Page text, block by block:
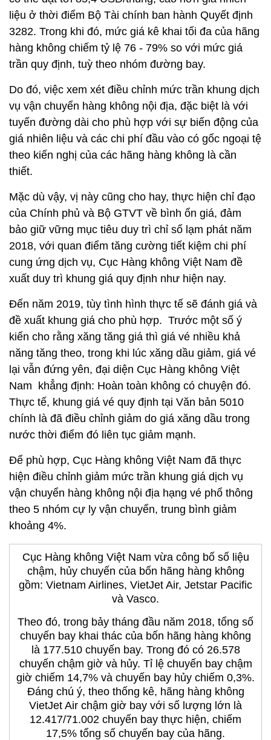
liệu ở thời điểm Bộ Tài chính ban hành Quyết định
3282. Trong khi đó, mức giá kê khai tối đa của hãng
hàng không chiếm tỷ lệ 76 - 79% so với mức giá
trần quy định, tuỳ theo nhóm đường bay.
Do đó, việc xem xét điều chỉnh mức trần khung dịch
vụ vận chuyển hàng không nội địa, đặc biệt là với
tuyến đường dài cho phù hợp với sự biến động của
giá nhiên liệu và các chi phí đầu vào có gốc ngoại tệ
theo kiến nghị của các hãng hàng không là cần
thiết.
Mặc dù vậy, vị này cũng cho hay, thực hiện chỉ đạo
của Chính phủ và Bộ GTVT về bình ổn giá, đảm
bảo giữ vững mục tiêu duy trì chỉ số lạm phát năm
2018, với quan điểm tăng cường tiết kiệm chi phí
cung ứng dịch vụ, Cục Hàng không Việt Nam đề
xuất duy trì khung giá quy định như hiện nay.
Đến năm 2019, tùy tình hình thực tế sẽ đánh giá và
đề xuất khung giá cho phù hợp. Trước một số ý
kiến cho rằng xăng tăng giá thì giá vé nhiều khả
năng tăng theo, trong khi lúc xăng dầu giảm, giá vé
lại vẫn đứng yên, đại diện Cục Hàng không Việt
Nam khẳng định: Hoàn toàn không có chuyện đó.
Thực tế, khung giá vé quy định tại Văn bản 5010
chính là đã điều chỉnh giảm do giá xăng dầu trong
nước thời điểm đó liên tục giảm mạnh.
Để phù hợp, Cục Hàng không Việt Nam đã thực
hiện điều chỉnh giảm mức trần khung giá dịch vụ
vận chuyển hàng không nội địa hạng vé phổ thông
theo 5 nhóm cự ly vận chuyển, trung bình giảm
khoảng 4%.
Cục Hàng không Việt Nam vừa công bố số liệu
chậm, hủy chuyến của bốn hãng hàng không
gồm: Vietnam Airlines, VietJet Air, Jetstar Pacific
và Vasco.
Theo đó, trong bảy tháng đầu năm 2018, tổng số
chuyến bay khai thác của bốn hãng hàng không
là 177.510 chuyến bay. Trong đó có 26.578
chuyến chậm giờ và hủy. Tỉ lệ chuyến bay chậm
giờ chiếm 14,7% và chuyến bay hủy chiếm 0,3%.
Đáng chú ý, theo thống kê, hãng hàng không
VietJet Air chậm giờ bay với số lượng lớn là
12.417/71.002 chuyến bay thực hiện, chiếm
17,5% tổng số chuyến bay của hãng.